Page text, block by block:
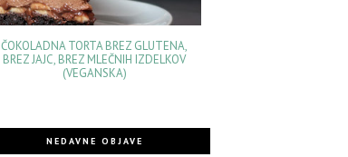
ČOKOLADNA TORTA BREZ GLUTENA,
BREZ JAJC, BREZ MLEČNIH IZDELKOV
(VEGANSKA)
NEDAVNE OBJAVE